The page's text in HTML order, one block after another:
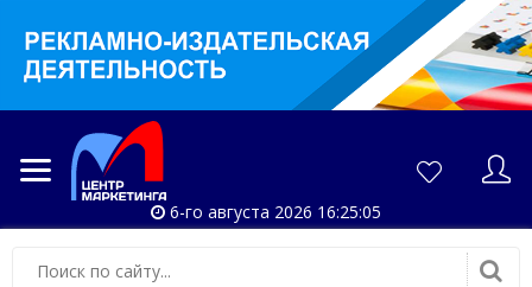
6-го августа 2026 16:25:06